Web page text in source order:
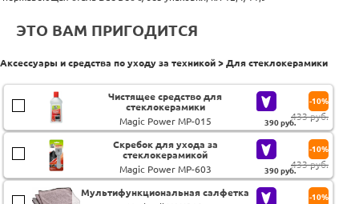
ЭТО ВАМ ПРИГОДИТСЯ
Аксессуары и средства по уходу за техникой > Для стеклокерамики
Чистящее средство для
стеклокерамики
Magic Power MP-015
390руб.
433 руб.
-10%
Скребок для ухода за
стеклокерамикой
Magic Power MP-603
390руб.
433 руб.
-10%
Мультифункциональная салфетка
-10%